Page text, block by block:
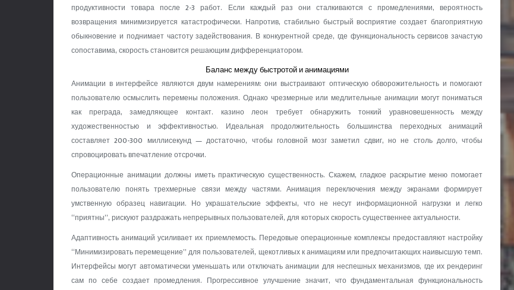
продуктивности товара после 2-3 работ. Если каждый раз они сталкиваются с промедлениями, вероятность
возвращения минимизируется катастрофически. Напротив, стабильно быстрый восприятие создает благоприятную
обыкновение и поднимает частоту задействования. В конкурентной среде, где функциональность сервисов зачастую
сопоставима, скорость становится решающим дифференциатором.
Баланс между быстротой и анимациями
Анимации в интерфейсе являются двум намерениям: они выстраивают оптическую обворожительность и помогают
пользователю осмыслить перемены положения. Однако чрезмерные или медлительные анимации могут пониматься
как преграда, замедляющее контакт. казино леон требует обнаружить тонкий уравновешенность между
художественностью и эффективностью. Идеальная продолжительность большинства переходных анимаций
составляет 200-300 миллисекунд — достаточно, чтобы головной мозг заметил сдвиг, но не столь долго, чтобы
спровоцировать впечатление отсрочки.
Операционные анимации должны иметь практическую существенность. Скажем, гладкое раскрытие меню помогает
пользователю понять трехмерные связи между частями. Анимация переключения между экранами формирует
умственную образец навигации. Но украшательские эффекты, что не несут информационной нагрузки и легко
“приятны”, рискуют раздражать непрерывных пользователей, для которых скорость существеннее актуальности.
Адаптивность анимаций усиливает их приемлемость. Передовые операционные комплексы предоставляют настройку
“Минимизировать перемещение” для пользователей, щекотливых к анимациям или предпочитающих наивысшую темп.
Интерфейсы могут автоматически уменьшать или отключать анимации для неспешных механизмов, где их рендеринг
сам по себе создает промедления. Прогрессивное улучшение значит, что фундаментальная функциональность